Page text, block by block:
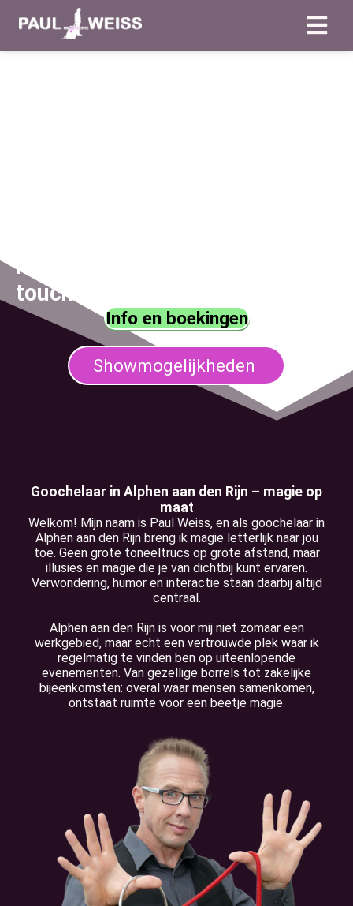
Magie met een persoonlijke
touch voor ieder event
Info en boekingen
Showmogelijkheden
Goochelaar in Alphen aan den Rijn – magie op
maat
Welkom! Mijn naam is Paul Weiss, en als goochelaar in
Alphen aan den Rijn breng ik magie letterlijk naar jou
toe. Geen grote toneeltrucs op grote afstand, maar
illusies en magie die je van dichtbij kunt ervaren.
Verwondering, humor en interactie staan daarbij altijd
centraal.
Alphen aan den Rijn is voor mij niet zomaar een
werkgebied, maar echt een vertrouwde plek waar ik
regelmatig te vinden ben op uiteenlopende
evenementen. Van gezellige borrels tot zakelijke
bijeenkomsten: overal waar mensen samenkomen,
ontstaat ruimte voor een beetje magie.